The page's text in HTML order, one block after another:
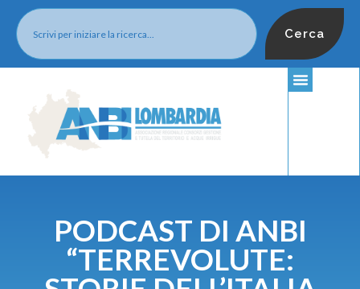
Cerca
PODCAST DI ANBI
“TERREVOLUTE: